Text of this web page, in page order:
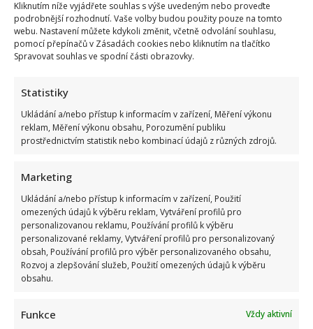
Kliknutím níže vyjádřete souhlas s výše uvedeným nebo proveďte
podrobnější rozhodnutí. Vaše volby budou použity pouze na tomto
webu. Nastavení můžete kdykoli změnit, včetně odvolání souhlasu,
pomocí přepínačů v Zásadách cookies nebo kliknutím na tlačítko
Spravovat souhlas ve spodní části obrazovky.
Statistiky
Ukládání a/nebo přístup k informacím v zařízení, Měření výkonu
reklam, Měření výkonu obsahu, Porozumění publiku
prostřednictvím statistik nebo kombinací údajů z různých zdrojů.
Marketing
Ukládání a/nebo přístup k informacím v zařízení, Použití
omezených údajů k výběru reklam, Vytváření profilů pro
personalizovanou reklamu, Používání profilů k výběru
personalizované reklamy, Vytváření profilů pro personalizovaný
obsah, Používání profilů pro výběr personalizovaného obsahu,
Rozvoj a zlepšování služeb, Použití omezených údajů k výběru
obsahu.
Funkce
Vždy aktivní
Petr Novotný slaví 79 let: Oblíbený bavič 2x přežil vlastní
smrt, jeho sestra takové štěstí neměla